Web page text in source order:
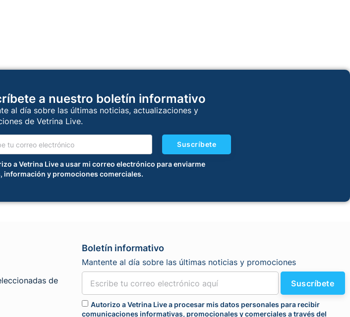
a nuestro boletín informativo
al día sobre las últimas noticias, actualizaciones y
de Vetrina Live.
a Vetrina Live a usar mi correo electrónico para enviarme
información y promociones comerciales.
Suscríbete
de
Boletín informativo
Mantente al día sobre las últimas noticias y promociones
Autorizo a Vetrina Live a procesar mis datos personales para recibir
comunicaciones informativas, promocionales y comerciales a través del
Suscríbete